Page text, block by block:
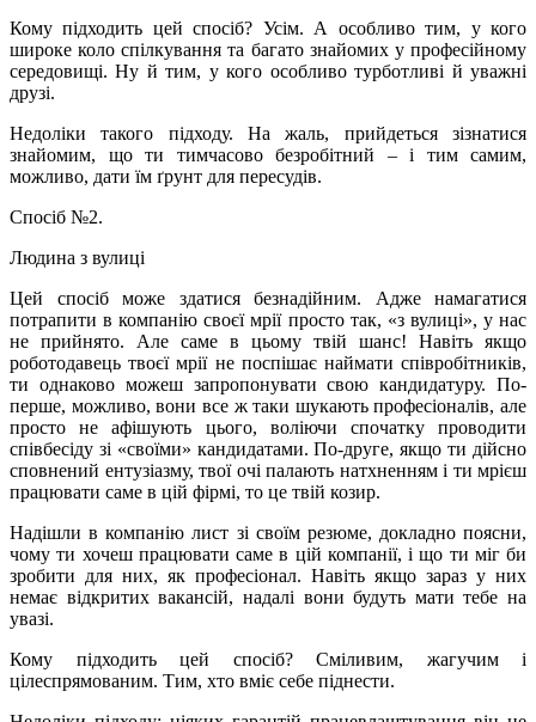
Кому підходить цей спосіб? Усім. А особливо тим, у кого
широке коло спілкування та багато знайомих у професійному
середовищі. Ну й тим, у кого особливо турботливі й уважні
друзі.
Недоліки такого підходу. На жаль, прийдеться зізнатися
знайомим, що ти тимчасово безробітний – і тим самим,
можливо, дати їм ґрунт для пересудів.
Спосіб №2.
Людина з вулиці
Цей спосіб може здатися безнадійним. Адже намагатися
потрапити в компанію своєї мрії просто так, «з вулиці», у нас
не прийнято. Але саме в цьому твій шанс! Навіть якщо
роботодавець твоєї мрії не поспішає наймати співробітників,
ти однаково можеш запропонувати свою кандидатуру. По-
перше, можливо, вони все ж таки шукають професіоналів, але
просто не афішують цього, воліючи спочатку проводити
співбесіду зі «своїми» кандидатами. По-друге, якщо ти дійсно
сповнений ентузіазму, твої очі палають натхненням і ти мрієш
працювати саме в цій фірмі, то це твій козир.
Надішли в компанію лист зі своїм резюме, докладно поясни,
чому ти хочеш працювати саме в цій компанії, і що ти міг би
зробити для них, як професіонал. Навіть якщо зараз у них
немає відкритих вакансій, надалі вони будуть мати тебе на
увазі.
Кому підходить цей спосіб? Сміливим, жагучим і
цілеспрямованим. Тим, хто вміє себе піднести.